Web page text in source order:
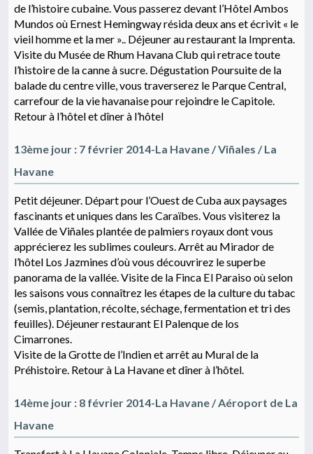
de l’histoire cubaine. Vous passerez devant l’Hôtel Ambos
Mundos où Ernest Hemingway résida deux ans et écrivit « le
vieil homme et la mer ».. Déjeuner au restaurant la Imprenta.
Visite du Musée de Rhum Havana Club qui retrace toute
l’histoire de la canne à sucre. Dégustation Poursuite de la
balade du centre ville, vous traverserez le Parque Central,
carrefour de la vie havanaise pour rejoindre le Capitole.
Retour à l’hôtel et dîner à l’hôtel
13ème jour : 7 février 2014-La Havane / Viñales / La
Havane
Petit déjeuner. Départ pour l’Ouest de Cuba aux paysages
fascinants et uniques dans les Caraïbes. Vous visiterez la
Vallée de Viñales plantée de palmiers royaux dont vous
apprécierez les sublimes couleurs. Arrêt au Mirador de
l’hôtel Los Jazmines d’où vous découvrirez le superbe
panorama de la vallée. Visite de la Finca El Paraiso où selon
les saisons vous connaîtrez les étapes de la culture du tabac
(semis, plantation, récolte, séchage, fermentation et tri des
feuilles). Déjeuner restaurant El Palenque de los
Cimarrones.
Visite de la Grotte de l’Indien et arrêt au Mural de la
Préhistoire. Retour à La Havane et dîner à l’hôtel.
14ème jour : 8 février 2014-La Havane / Aéroport de La
Havane